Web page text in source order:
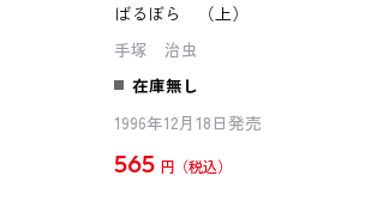
ばるぼら （上）
手塚 治虫
在庫無し
1996年12月18日発売
565 円